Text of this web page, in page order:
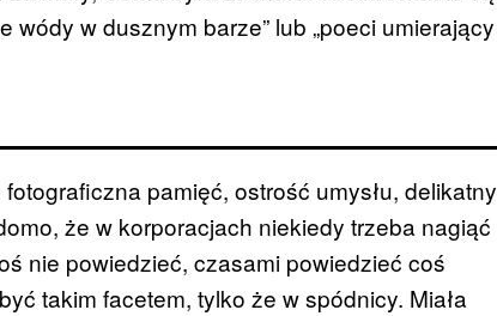
w dusznym barze” lub „poeci umierający
pamięć, ostrość umysłu, delikatny
że w korporacjach niekiedy trzeba nagiąć
nie powiedzieć, czasami powiedzieć coś
takim facetem, tylko że w spódnicy. Miała